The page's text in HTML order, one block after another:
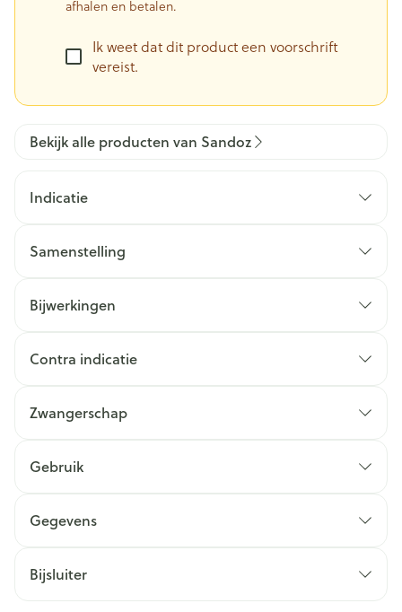
afhalen en betalen.
Ik weet dat dit product een voorschrift
vereist.
Bekijk alle producten van Sandoz
Indicatie
Samenstelling
Bijwerkingen
Contra indicatie
Zwangerschap
Gebruik
Gegevens
Bijsluiter